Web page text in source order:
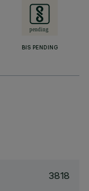
BIS PENDING
3818